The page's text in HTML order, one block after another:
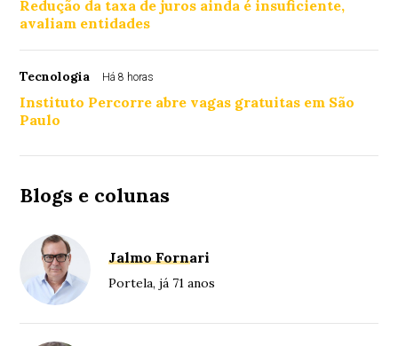
Redução da taxa de juros ainda é insuficiente,
avaliam entidades
Tecnologia Há 8 horas
Instituto Percorre abre vagas gratuitas em São
Paulo
Blogs e colunas
Jalmo Fornari
Portela, já 71 anos